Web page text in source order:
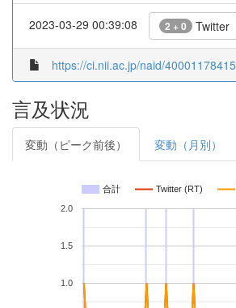
2023-03-29 00:39:08 2 + 0 Twitter
https://ci.nii.ac.jp/naid/40001178415
言及状況
変動（ピーク前後） 変動（月別）
合計 Twitter (RT)
1.0
1.5
2.0